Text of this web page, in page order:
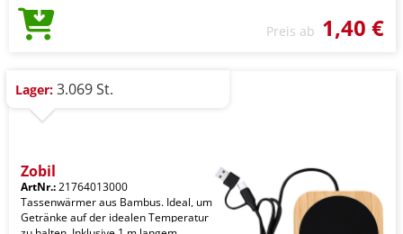
Preis ab 1,40 €
Lager: 3.069 St.
Zobil
ArtNr.:21764013000
Tassenwärmer aus Bambus. Ideal, um
Getränke auf der idealen Temperatur